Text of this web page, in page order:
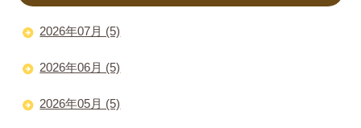
2026年07月 (5)
2026年06月 (5)
2026年05月 (5)